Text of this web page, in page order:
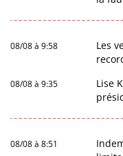
08/08 à 9:58
Les
08/08 à 9:35
Lise
08/08 à 8:51